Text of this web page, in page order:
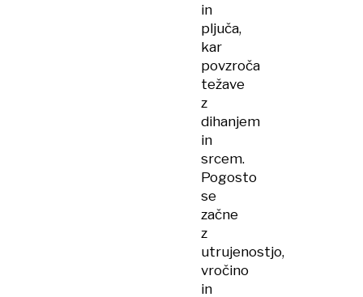
in
pljuča,
kar
povzroča
težave
z
dihanjem
in
srcem.
Pogosto
se
začne
z
utrujenostjo,
vročino
in